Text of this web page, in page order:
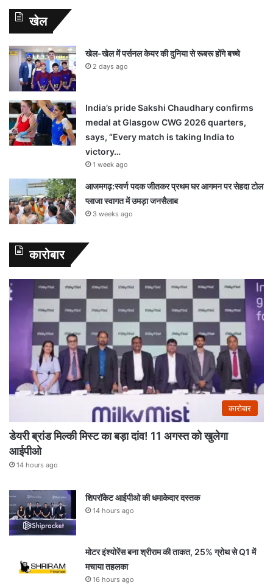
खेल
खेल-खेल में पर्सनल केयर की दुनिया से रूबरू होंगे बच्चे
2 days ago
India’s pride Sakshi Chaudhary confirms
medal at Glasgow CWG 2026 quarters,
says, “Every match is taking India to
victory…
1 week ago
आजमगढ़:स्वर्ण पदक जीतकर प्रथम घर आगमन पर सेहदा टोल
प्लाजा स्वागत में उमड़ा जनसैलाब
3 weeks ago
कारोबार
कारोबार
डेयरी ब्रांड मिल्की मिस्ट का बड़ा दांव! 11 अगस्त को खुलेगा
आईपीओ
14 hours ago
शिपरॉकेट आईपीओ की धमाकेदार दस्तक
14 hours ago
मोटर इंश्योरेंस बना श्रीराम की ताकत, 25% ग्रोथ से Q1 में
मचाया तहलका
16 hours ago